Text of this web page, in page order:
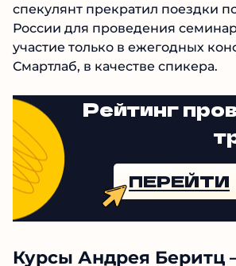
последние годы спекулянт
поездки по городам России для
семинаров и берет участие
ежегодных конференциях
качестве спикера.
Рейтинг